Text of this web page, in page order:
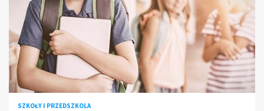
SZKOŁY I PRZEDSZKOLA